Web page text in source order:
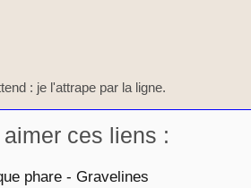
: je l'attrape par la ligne.
ces liens :
phare - Gravelines